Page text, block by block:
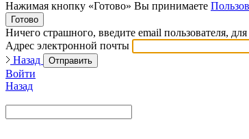
Нажимая кнопку «Готово» Вы принимаете
Готово
Ничего страшного, введите email пользователя,
Адрес электронной почты
Назад
Отправить
Войти
Назад